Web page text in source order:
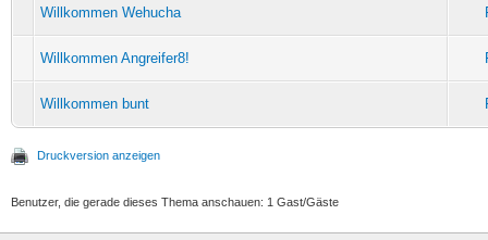
Willkommen Wehucha
Willkommen Angreifer8!
Willkommen bunt
Druckversion anzeigen
Benutzer, die gerade dieses Thema anschauen: 1 Gast/Gäste